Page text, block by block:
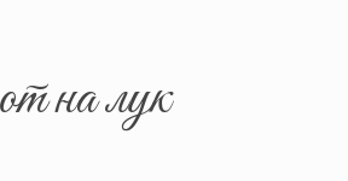
на лук